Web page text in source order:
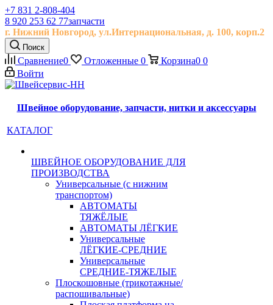
+7 831 2-808-404
8 920 253 62 77запчасти
г. Нижний Новгород, ул.Интернациональная, д. 100, корп.2
Поиск
Сравнение0 Отложенные 0 Корзина0 0
Войти
Швейное оборудование, запчасти, нитки и аксессуары
КАТАЛОГ
ШВЕЙНОЕ ОБОРУДОВАНИЕ ДЛЯ
ПРОИЗВОДСТВА
Универсальные (с нижним
транспортом)
АВТОМАТЫ
ТЯЖЁЛЫЕ
АВТОМАТЫ ЛЁГКИЕ
Универсальные
ЛЁГКИЕ-СРЕДНИЕ
Универсальные
СРЕДНИЕ-ТЯЖЕЛЫЕ
Плоскошовные (трикотажные/
распошивальные)